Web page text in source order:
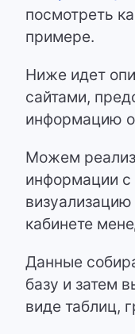
посмотреть
примере.
Ниже идет
сайтами,
информацию
Можем
информации с
кабинете
Данные
базу и затем
виде таблиц,